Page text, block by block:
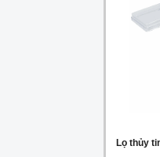
Lọ thủy